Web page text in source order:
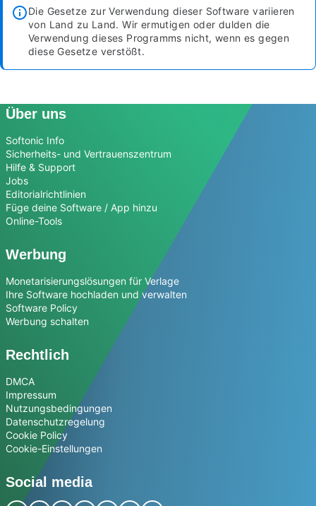
Die Gesetze zur Verwendung dieser Software variieren
von Land zu Land. Wir ermutigen oder dulden die
Verwendung dieses Programms nicht, wenn es gegen
diese Gesetze verstößt.
Über uns
Softonic Info
Sicherheits- und Vertrauenszentrum
Hilfe & Support
Jobs
Editorialrichtlinien
Füge deine Software / App hinzu
Online-Tools
Werbung
Monetarisierungslösungen für Verlage
Ihre Software hochladen und verwalten
Software Policy
Werbung schalten
Rechtlich
DMCA
Impressum
Nutzungsbedingungen
Datenschutzregelung
Cookie Policy
Cookie-Einstellungen
Social media